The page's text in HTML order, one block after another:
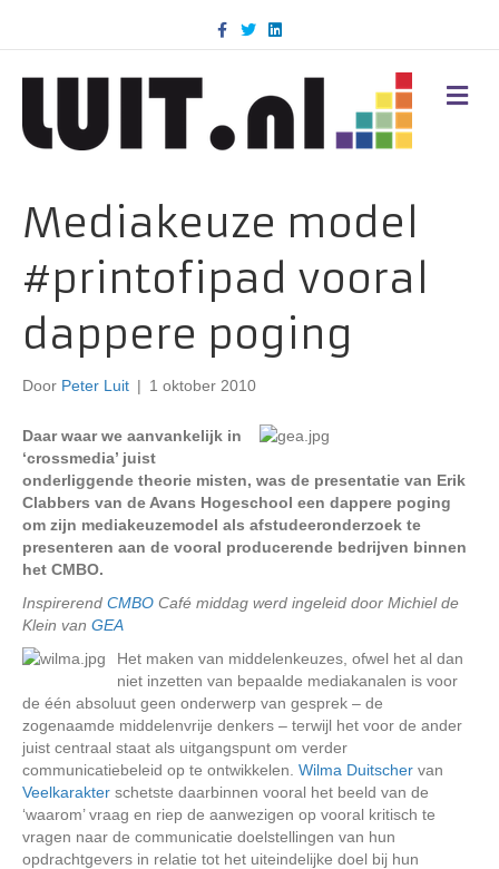
c
k
T
w
i
n
d
M
E
Mediakeuze model
#printofipad vooral
dappere poging
Door Peter Luit | 1 oktober 2010
Daar waar we aanvankelijk in
‘crossmedia’ juist
onderliggende theorie misten, was de presentatie van Erik
Clabbers van de Avans Hogeschool een dappere poging
om zijn mediakeuzemodel als afstudeeronderzoek te
presenteren aan de vooral producerende bedrijven binnen
het CMBO.
Inspirerend CMBO Café middag werd ingeleid door Michiel de
Klein van GEA
Het maken van middelenkeuzes, ofwel het al dan
niet inzetten van bepaalde mediakanalen is voor
de één absoluut geen onderwerp van gesprek – de
zogenaamde middelenvrije denkers – terwijl het voor de ander
juist centraal staat als uitgangspunt om verder
communicatiebeleid op te ontwikkelen. Wilma Duitscher van
Veelkarakter schetste daarbinnen vooral het beeld van de
‘waarom’ vraag en riep de aanwezigen op vooral kritisch te
vragen naar de communicatie doelstellingen van hun
opdrachtgevers in relatie tot het uiteindelijke doel bij hun